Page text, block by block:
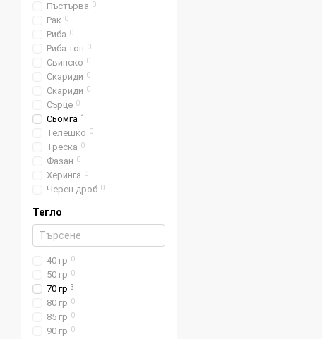
Пъстърва 0
Рак 0
Риба 0
Риба тон 0
Свинско 0
Скариди 0
Скариди 0
Сърце 0
Сьомга 1
Телешко 0
Треска 0
Фазан 0
Херинга 0
Черен дроб 0
Тегло
40 гр 0
50 гр 0
70 гр 3
80 гр 0
85 гр 0
90 гр 0